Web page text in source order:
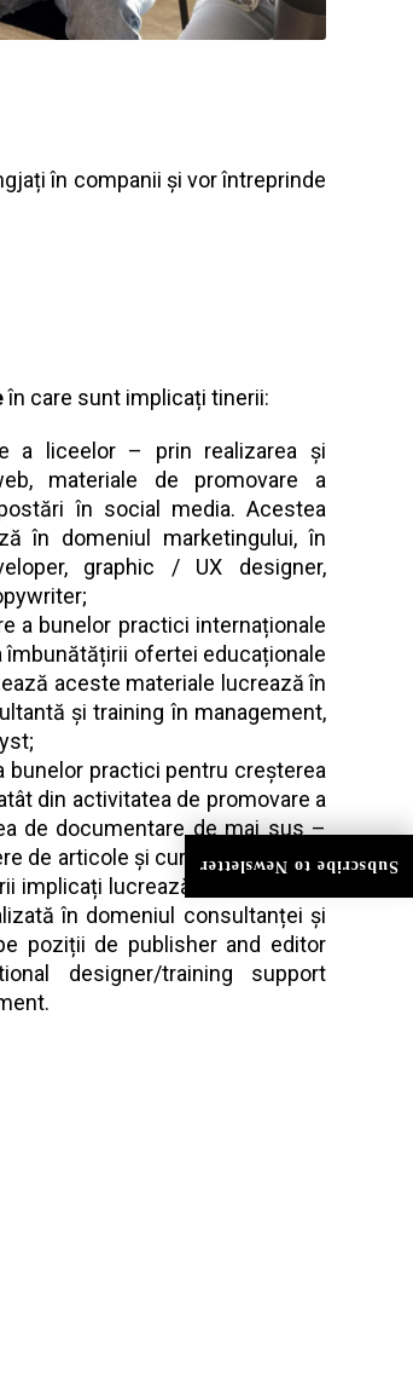
în companii și vor întreprinde
în care sunt implicați tinerii:
a liceelor – prin realizarea și
materiale de promovare a
în social media. Acestea
în domeniul marketingului, în
graphic / UX designer,
a bunelor practici internaționale
îmbunătățirii ofertei educaționale
aceste materiale lucrează în
și training în management,
bunelor practici pentru creșterea
din activitatea de promovare a
de documentare de mai sus –
de articole și cursuri online sau
implicați lucrează în cadrul unei
în domeniul consultanței și
poziții de publisher and editor
designer/training support
Subscribe to Newsletter